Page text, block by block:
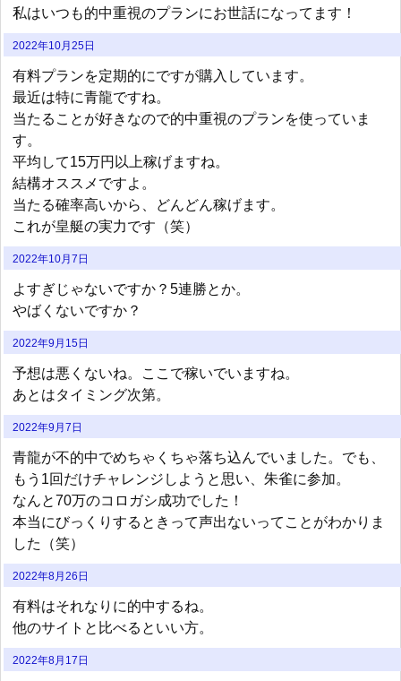
私はいつも的中重視のプランにお世話になってます！
2022年10月25日
有料プランを定期的にですが購入しています。
最近は特に青龍ですね。
当たることが好きなので的中重視のプランを使っていま
す。
平均して15万円以上稼げますね。
結構オススメですよ。
当たる確率高いから、どんどん稼げます。
これが皇艇の実力です（笑）
2022年10月7日
よすぎじゃないですか？5連勝とか。
やばくないですか？
2022年9月15日
予想は悪くないね。ここで稼いでいますね。
あとはタイミング次第。
2022年9月7日
青龍が不的中でめちゃくちゃ落ち込んでいました。でも、
もう1回だけチャレンジしようと思い、朱雀に参加。
なんと70万のコロガシ成功でした！
本当にびっくりするときって声出ないってことがわかりま
した（笑）
2022年8月26日
有料はそれなりに的中するね。
他のサイトと比べるといい方。
2022年8月17日